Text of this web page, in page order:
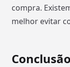
compra.
melhor evitar
Conclusão